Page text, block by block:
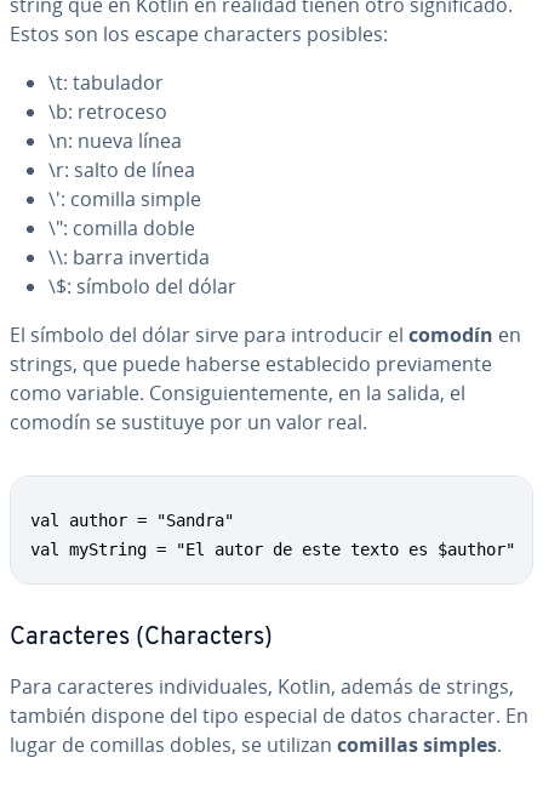
Estos son los escape cha­ra­c­te­rs posibles:
\t: tabulador
\b: retroceso
\n: nueva línea
\r: salto de línea
\': comilla simple
\": comilla doble
\\: barra invertida
\$: símbolo del dólar
El símbolo del dólar sirve para in­tro­du­cir el comodín en
strings, que puede haberse es­ta­ble­ci­do pre­via­me­n­te
como variable. Co­n­si­guie­n­te­me­n­te, en la salida, el
comodín se sustituye por un valor real.
val author = "Sandra"
val myString = "El autor de este texto es $author"
Ca­ra­c­te­res (Cha­ra­c­te­rs)
Para ca­ra­c­te­res in­di­vi­dua­les, Kotlin, además de strings,
también dispone del tipo especial de datos character. En
lugar de comillas dobles, se utilizan comillas simples.